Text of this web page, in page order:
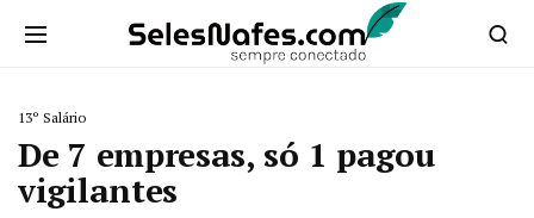
13º Salário
De 7 empresas, só 1 pagou
vigilantes